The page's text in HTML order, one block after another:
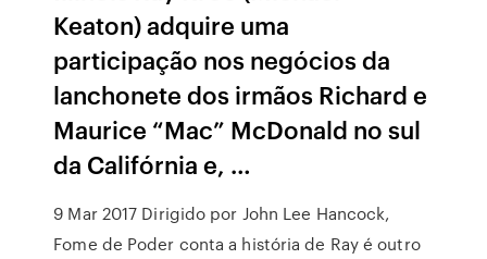
Keaton) adquire uma
participação nos negócios da
lanchonete dos irmãos Richard e
Maurice “Mac” McDonald no sul
da Califórnia e, …
9 Mar 2017 Dirigido por John Lee Hancock,
Fome de Poder conta a história de Ray é outro